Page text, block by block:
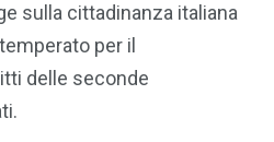
sulla cittadinanza italiana
per il
delle seconde